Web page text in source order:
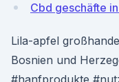
Cbd geschäfte
Lila-apfel
Bosnien und
#hanfprodukte